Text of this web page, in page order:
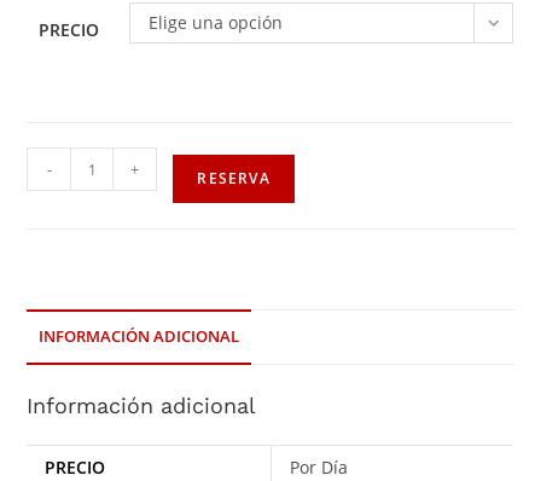
PRECIO Elige una opción
- + RESERVA
INFORMACIÓN ADICIONAL
Información adicional
PRECIO Por Día